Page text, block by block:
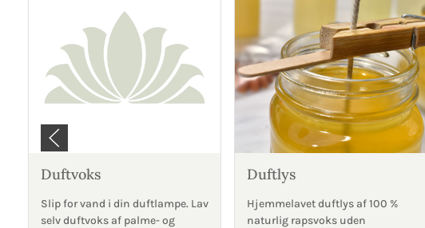
Duftvoks
Slip for vand i din duftlampe. Lav
selv duftvoks af palme- og
Duftlys
Hjemmelavet duftlys af 100 %
naturlig rapsvoks uden